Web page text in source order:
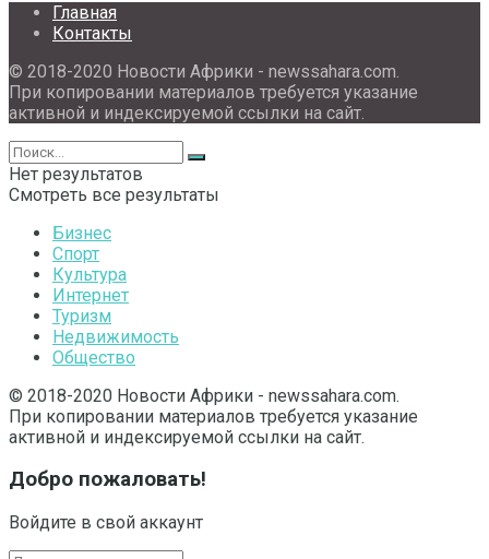
Главная
Контакты
© 2018-2020 Новости Африки - newssahara.com.
При копировании материалов требуется указание
активной и индексируемой ссылки на сайт.
Нет результатов
Смотреть все результаты
Бизнес
Спорт
Культура
Интернет
Туризм
Недвижимость
Общество
© 2018-2020 Новости Африки - newssahara.com.
При копировании материалов требуется указание
активной и индексируемой ссылки на сайт.
Добро пожаловать!
Войдите в свой аккаунт